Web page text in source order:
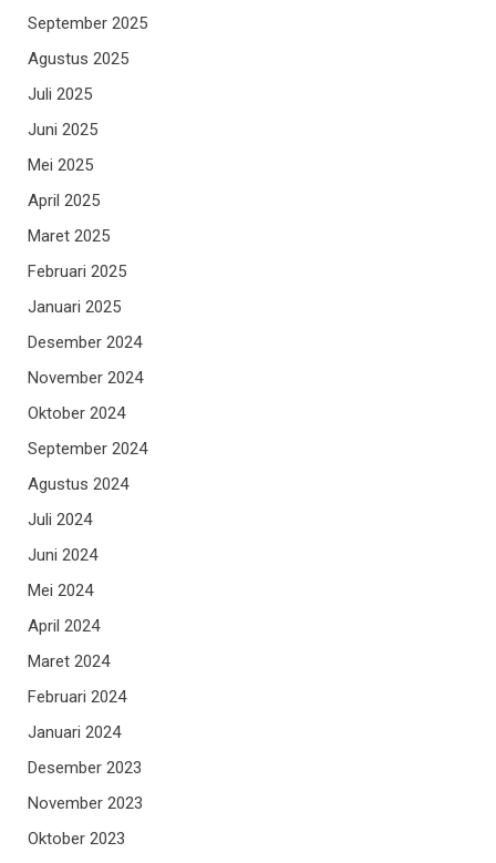
September 2025
Agustus 2025
Juli 2025
Juni 2025
Mei 2025
April 2025
Maret 2025
Februari 2025
Januari 2025
Desember 2024
November 2024
Oktober 2024
September 2024
Agustus 2024
Juli 2024
Juni 2024
Mei 2024
April 2024
Maret 2024
Februari 2024
Januari 2024
Desember 2023
November 2023
Oktober 2023